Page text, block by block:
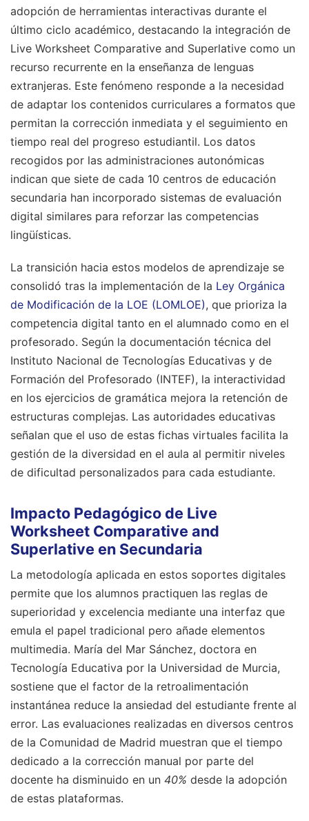
adopción de herramientas interactivas durante el
último ciclo académico, destacando la integración de
Live Worksheet Comparative and Superlative como un
recurso recurrente en la enseñanza de lenguas
extranjeras. Este fenómeno responde a la necesidad
de adaptar los contenidos curriculares a formatos que
permitan la corrección inmediata y el seguimiento en
tiempo real del progreso estudiantil. Los datos
recogidos por las administraciones autonómicas
indican que siete de cada 10 centros de educación
secundaria han incorporado sistemas de evaluación
digital similares para reforzar las competencias
lingüísticas.
La transición hacia estos modelos de aprendizaje se
consolidó tras la implementación de la Ley Orgánica
de Modificación de la LOE (LOMLOE), que prioriza la
competencia digital tanto en el alumnado como en el
profesorado. Según la documentación técnica del
Instituto Nacional de Tecnologías Educativas y de
Formación del Profesorado (INTEF), la interactividad
en los ejercicios de gramática mejora la retención de
estructuras complejas. Las autoridades educativas
señalan que el uso de estas fichas virtuales facilita la
gestión de la diversidad en el aula al permitir niveles
de dificultad personalizados para cada estudiante.
Impacto Pedagógico de Live
Worksheet Comparative and
Superlative en Secundaria
La metodología aplicada en estos soportes digitales
permite que los alumnos practiquen las reglas de
superioridad y excelencia mediante una interfaz que
emula el papel tradicional pero añade elementos
multimedia. María del Mar Sánchez, doctora en
Tecnología Educativa por la Universidad de Murcia,
sostiene que el factor de la retroalimentación
instantánea reduce la ansiedad del estudiante frente al
error. Las evaluaciones realizadas en diversos centros
de la Comunidad de Madrid muestran que el tiempo
dedicado a la corrección manual por parte del
docente ha disminuido en un 40% desde la adopción
de estas plataformas.